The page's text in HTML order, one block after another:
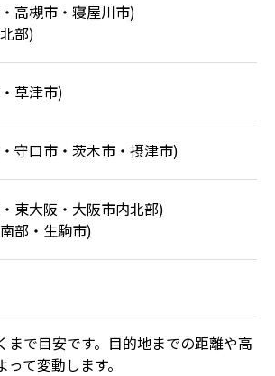
高槻市・寝屋川市)
部)
草津市)
守口市・茨木市・摂津市)
東大阪・大阪市内北部)
部・生駒市)
まで目安です。目的地までの距離や高
て変動します。